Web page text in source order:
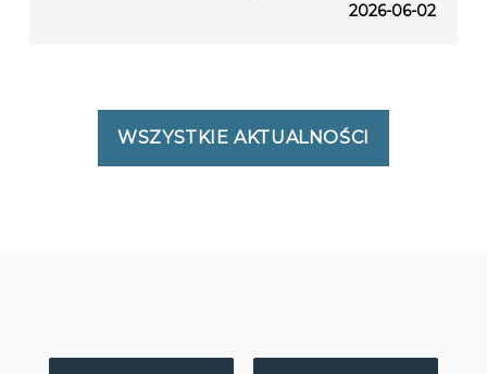
2026-06-02
WSZYSTKIE AKTUALNOŚCI